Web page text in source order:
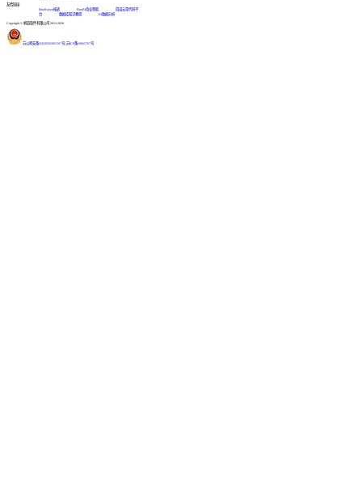
友情链接
FineReport报表
FineBI商业智能
简道云零代码平
台
数据库知识教程 BI数据分析
Copyright © 帆软软件有限公司 2015-2026
苏公网安备32020502001567号 苏ICP备18065767号